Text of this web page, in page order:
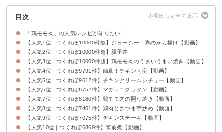
目次
「鶏モモ肉」の人気レシピが知りたい！
【人気1位｜つくれぽ10000件超】ジューシー！鶏のから揚げ【動画】
【人気2位｜つくれぽ10000件超】親子丼
【人気3位｜つくれぽ10000件超】鶏モモ肉のうまいうまい焼き【動画】
【人気4位｜つくれぽ9791件】簡単！チキン南蛮【動画】
【人気5位｜つくれぽ9612件】チキンクリームシチュー【動画】
【人気6位｜つくれぽ8752件】マカロニグラタン【動画】
【人気7位｜つくれぽ8180件】鶏モモ肉の照り焼き【動画】
【人気8位｜つくれぽ7401件】鶏肉とさつま芋炒め【動画】
【人気9位｜つくれぽ7075件】チキンステーキ【動画】
【人気10位｜つくれぽ6869件】筑前煮【動画】